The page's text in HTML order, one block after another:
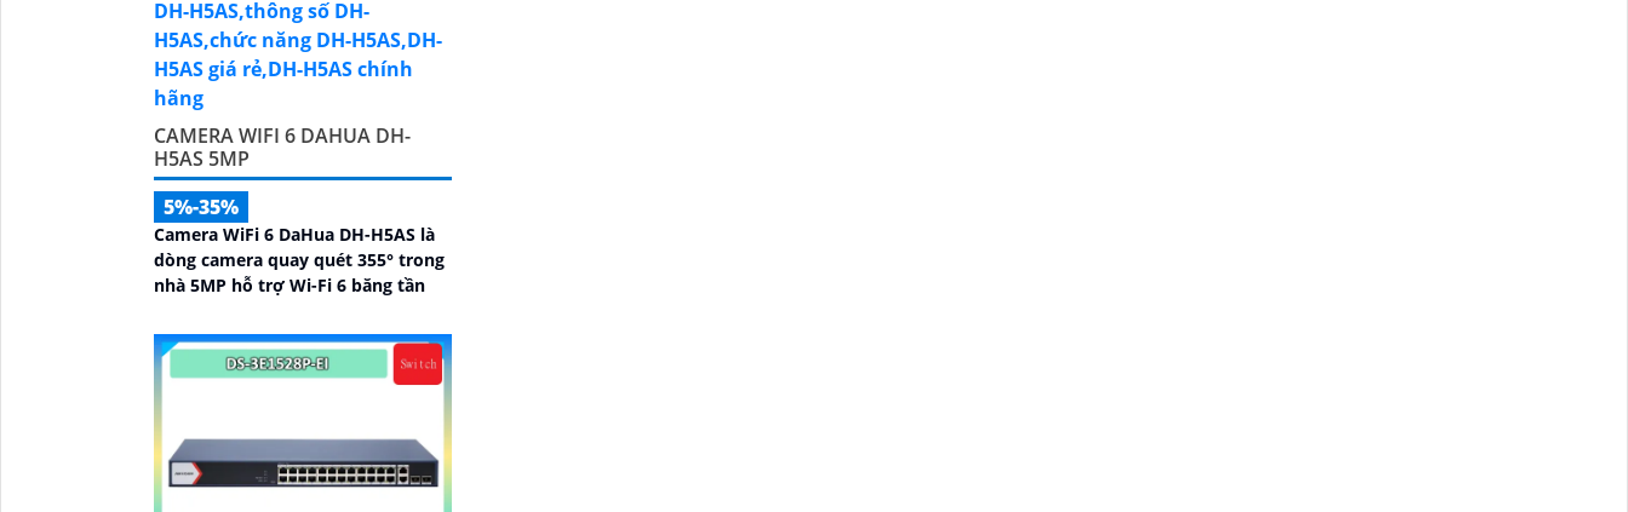
CAMERA WIFI 6 DAHUA DH-
H5AS 5MP
5%-35%
Camera WiFi 6 DaHua DH-H5AS là
dòng camera quay quét 355° trong
nhà 5MP hỗ trợ Wi-Fi 6 băng tần